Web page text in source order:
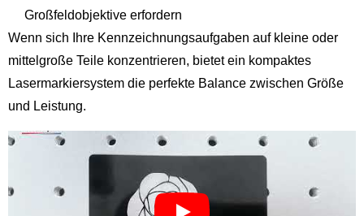
Großfeldobjektive erfordern
Wenn sich Ihre Kennzeichnungsaufgaben auf kleine oder
mittelgroße Teile konzentrieren, bietet ein kompaktes
Lasermarkiersystem die perfekte Balance zwischen Größe
und Leistung.